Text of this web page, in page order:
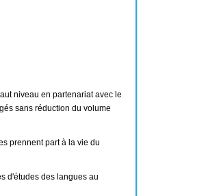
niveau en partenariat avec le
sans réduction du volume
prennent part à la vie du
d'études des langues au